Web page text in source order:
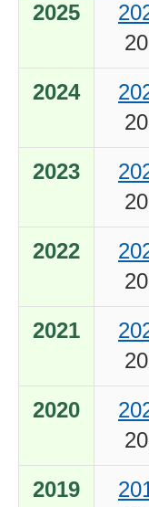
2025
2024
2023
2022
2021
2020
2019